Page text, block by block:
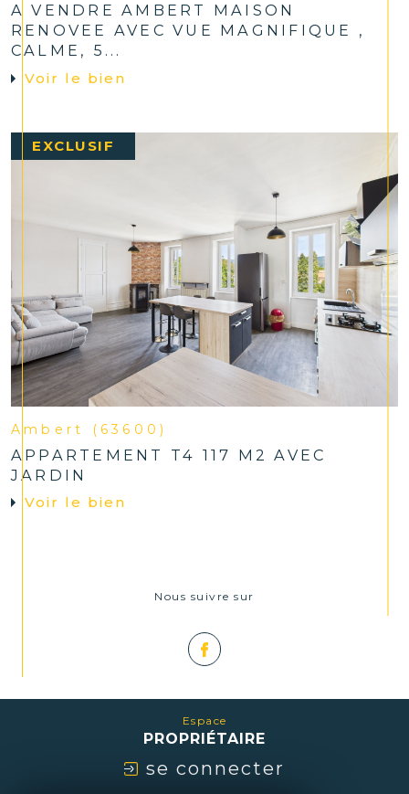
A VENDRE AMBERT MAISON
RENOVEE AVEC VUE MAGNIFIQUE ,
CALME, 5...
Voir le bien
EXCLUSIF
Ambert (63600)
APPARTEMENT T4 117 M2 AVEC
JARDIN
Voir le bien
Nous suivre sur
Espace
PROPRIÉTAIRE
se connecter